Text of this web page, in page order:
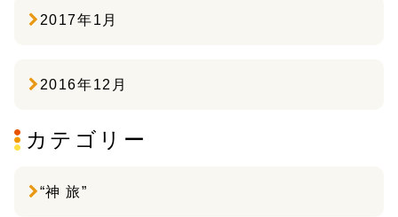
2017年1月
2016年12月
カテゴリー
“神 旅”